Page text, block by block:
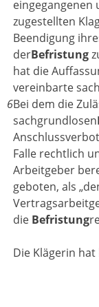
6
eingegangenen
zugestellten
Beendigung
derBefristung
hat die
vereinbarte
Bei dem die
sachgrundlosen
Anschlussverbot
Falle rechtlich
Arbeitgeber
geboten, als
die Befristung
Die Klägerin